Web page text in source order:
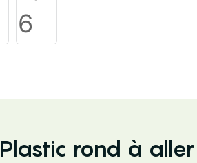
Plastic rond à